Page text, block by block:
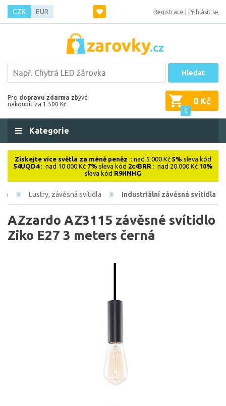
CZK EUR Registrace Přihlásit se
Hledat
Pro dopravu zdarma zbývá
nakoupit za 1 500 Kč
0
0 Kč
Kategorie
Získejte více světla za méně peněz :: nad 5 000 Kč 5% sleva kód
54UQD4:: nad 10 000 Kč 7% sleva kód 2c43RR :: nad 20 000 Kč 10%
sleva kód R9HNHG
Lustry, závěsná svítidla Industriální závěsná svítidla
AZzardo AZ3115 závěsné svítidlo
Ziko E27 3 meters černá